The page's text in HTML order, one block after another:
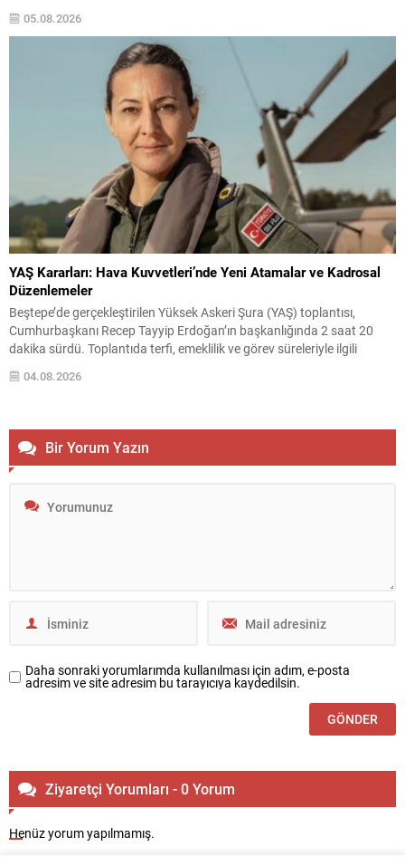
sona erdirdiğinin ve tüm silah ile mühimmatını teslim ettiğinin güvenlik
kurumlarınca tespiti...
05.08.2026
YAŞ Kararları: Hava Kuvvetleri’nde Yeni Atamalar ve Kadrosal
Düzenlemeler
Beştepe’de gerçekleştirilen Yüksek Askeri Şura (YAŞ) toplantısı,
Cumhurbaşkanı Recep Tayyip Erdoğan’ın başkanlığında 2 saat 20
dakika sürdü. Toplantıda terfi, emeklilik ve görev süreleriyle ilgili
kararlar ele alındı. YAŞ kararları kapsamında kuvvet komutanlıkları ile
üst düzey rütbelerdeki değişiklikler açıklandı; atama ve süre
04.08.2026
Bir Yorum Yazın
Daha sonraki yorumlarımda kullanılması için adım, e-posta
adresim ve site adresim bu tarayıcıya kaydedilsin.
Ziyaretçi Yorumları - 0 Yorum
Henüz yorum yapılmamış.